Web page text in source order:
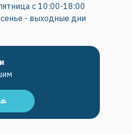
с 10:00-18:00
- выходные дни
⏏︎